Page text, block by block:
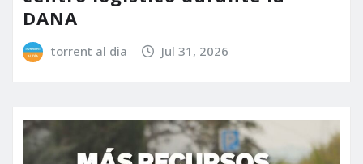
DANA
torrent al dia Jul 31, 2026